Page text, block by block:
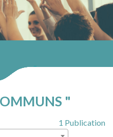
"
1 Publication